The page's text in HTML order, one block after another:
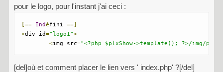
pour le logo, pour l'instant j'ai ceci :
[== Indéfini ==]
<div id="logo1">
<img src="<?php $plxShow->template(); ?>/img/
[del]où et comment placer le lien vers ' index.php' ?[/del]